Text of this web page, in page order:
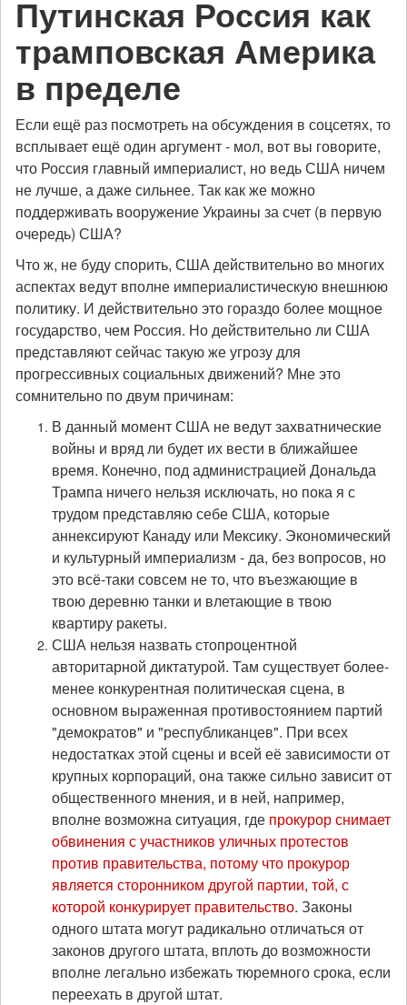
Путинская Россия как
трамповская Америка
в пределе
Если ещё раз посмотреть на обсуждения в соцсетях, то
всплывает ещё один аргумент - мол, вот вы говорите,
что Россия главный империалист, но ведь США ничем
не лучше, а даже сильнее. Так как же можно
поддерживать вооружение Украины за счет (в первую
очередь) США?
Что ж, не буду спорить, США действительно во многих
аспектах ведут вполне империалистическую внешнюю
политику. И действительно это гораздо более мощное
государство, чем Россия. Но действительно ли США
представляют сейчас такую же угрозу для
прогрессивных социальных движений? Мне это
сомнительно по двум причинам:
В данный момент США не ведут захватнические
войны и вряд ли будет их вести в ближайшее
время. Конечно, под администрацией Дональда
Трампа ничего нельзя исключать, но пока я с
трудом представляю себе США, которые
аннексируют Канаду или Мексику. Экономический
и культурный империализм - да, без вопросов, но
это всё-таки совсем не то, что въезжающие в
твою деревню танки и влетающие в твою
квартиру ракеты.
США нельзя назвать стопроцентной
авторитарной диктатурой. Там существует более-
менее конкурентная политическая сцена, в
основном выраженная противостоянием партий
"демократов" и "республиканцев". При всех
недостатках этой сцены и всей её зависимости от
крупных корпораций, она также сильно зависит от
общественного мнения, и в ней, например,
вполне возможна ситуация, где прокурор снимает
обвинения с участников уличных протестов
против правительства, потому что прокурор
является сторонником другой партии, той, с
которой конкурирует правительство. Законы
одного штата могут радикально отличаться от
законов другого штата, вплоть до возможности
вполне легально избежать тюремного срока, если
переехать в другой штат.